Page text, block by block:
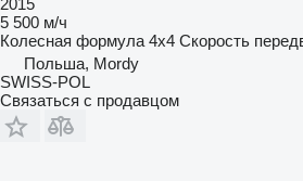
2015
5 500 м/ч
Колесная формула 4x4 Скорость
Польша, Mordy
SWISS-POL
Связаться с продавцом